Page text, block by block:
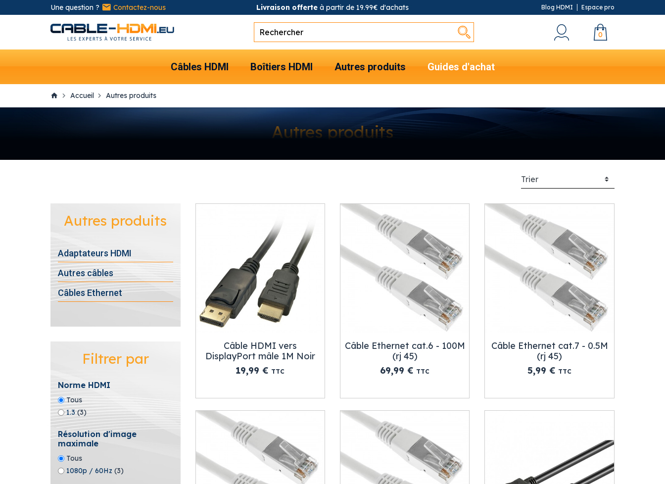
Une question ? Contactez-nous Livraison offerte à partir de 19.99€ d'achats Blog HDMI Espace pro
0
Câbles HDMI Boîtiers HDMI Autres produits Guides d'achat
Accueil Autres produits
Autres produits
Autres produits
Adaptateurs HDMI
Autres câbles
Câbles Ethernet
Filtrer par
Norme HDMI
Tous
1.3(3)
Résolution d'image
maximale
Tous
1080p / 60Hz (3)
Câble HDMI vers
DisplayPort mâle 1M Noir
Prix
19,99 € TTC
Câble Ethernet cat.6 - 100M
(rj 45)
Prix
69,99 € TTC
Câble Ethernet cat.7 - 0.5M
(rj 45)
Prix
5,99 € TTC